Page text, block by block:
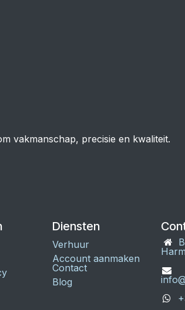
vakmanschap, precisie en kwaliteit.
Diensten
Verhuur
Account aanmaken
Contact
Blog